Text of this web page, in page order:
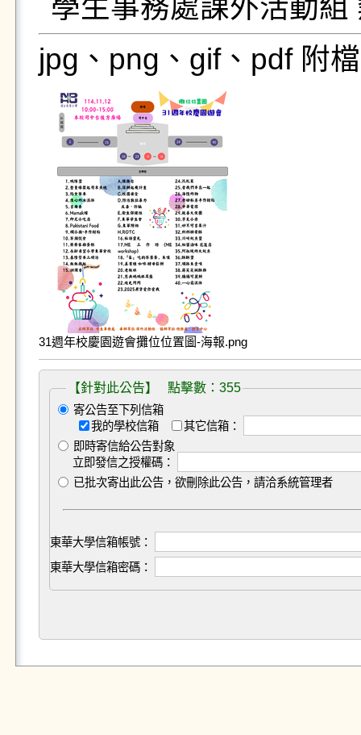
jpg、png、gif、pdf 附
31週年校慶園遊會攤位位置圖-海報.png
【針對此公告】 點擊數：355
寄公告至下列信箱
我的學校信箱
其它信箱：
即時寄信給公告對象
立即發信之授權碼：
已批次寄出此公告，欲刪除此公告，請洽系統管理者
東華大學信箱帳號：
東華大學信箱密碼：